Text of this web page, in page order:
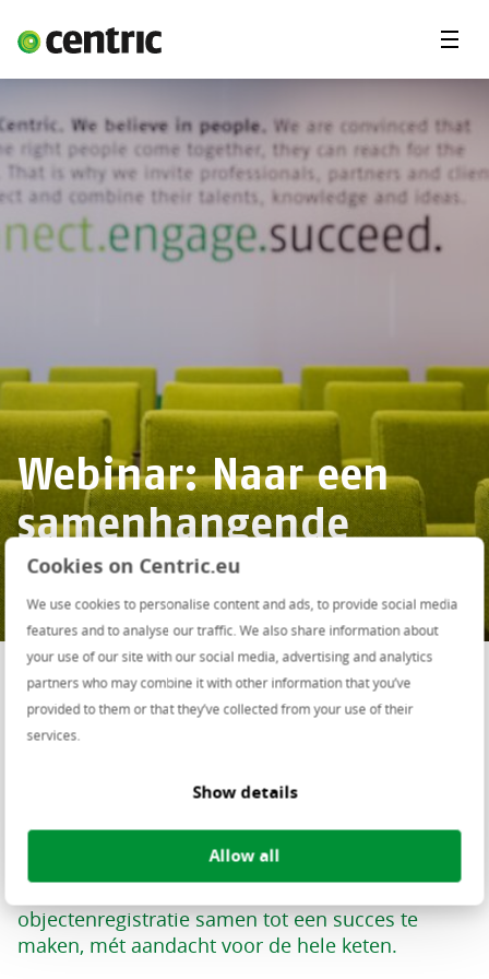
Cookies on Centric.eu
We use cookies to personalise content and ads, to provide social media
features and to analyse our traffic. We also share information about
your use of our site with our social media, advertising and analytics
partners who may combine it with other information that you’ve
provided to them or that they’ve collected from your use of their
services.
Show details
Allow all
Oplossingen
Branches
Over Centric
Contact
Webinar: Naar een
samenhangende
objectenregistratie
Ook jouw gemeente of organisatie krijgt te
maken met de samenhangende
veranderingen mee aan de kant van de
én waarderen. Hoe bereid je je daar nou het
beste op voor? In onderstaand webinar ontdek je
objectenregistratie samen tot een succes te
maken, mét aandacht voor de hele keten.